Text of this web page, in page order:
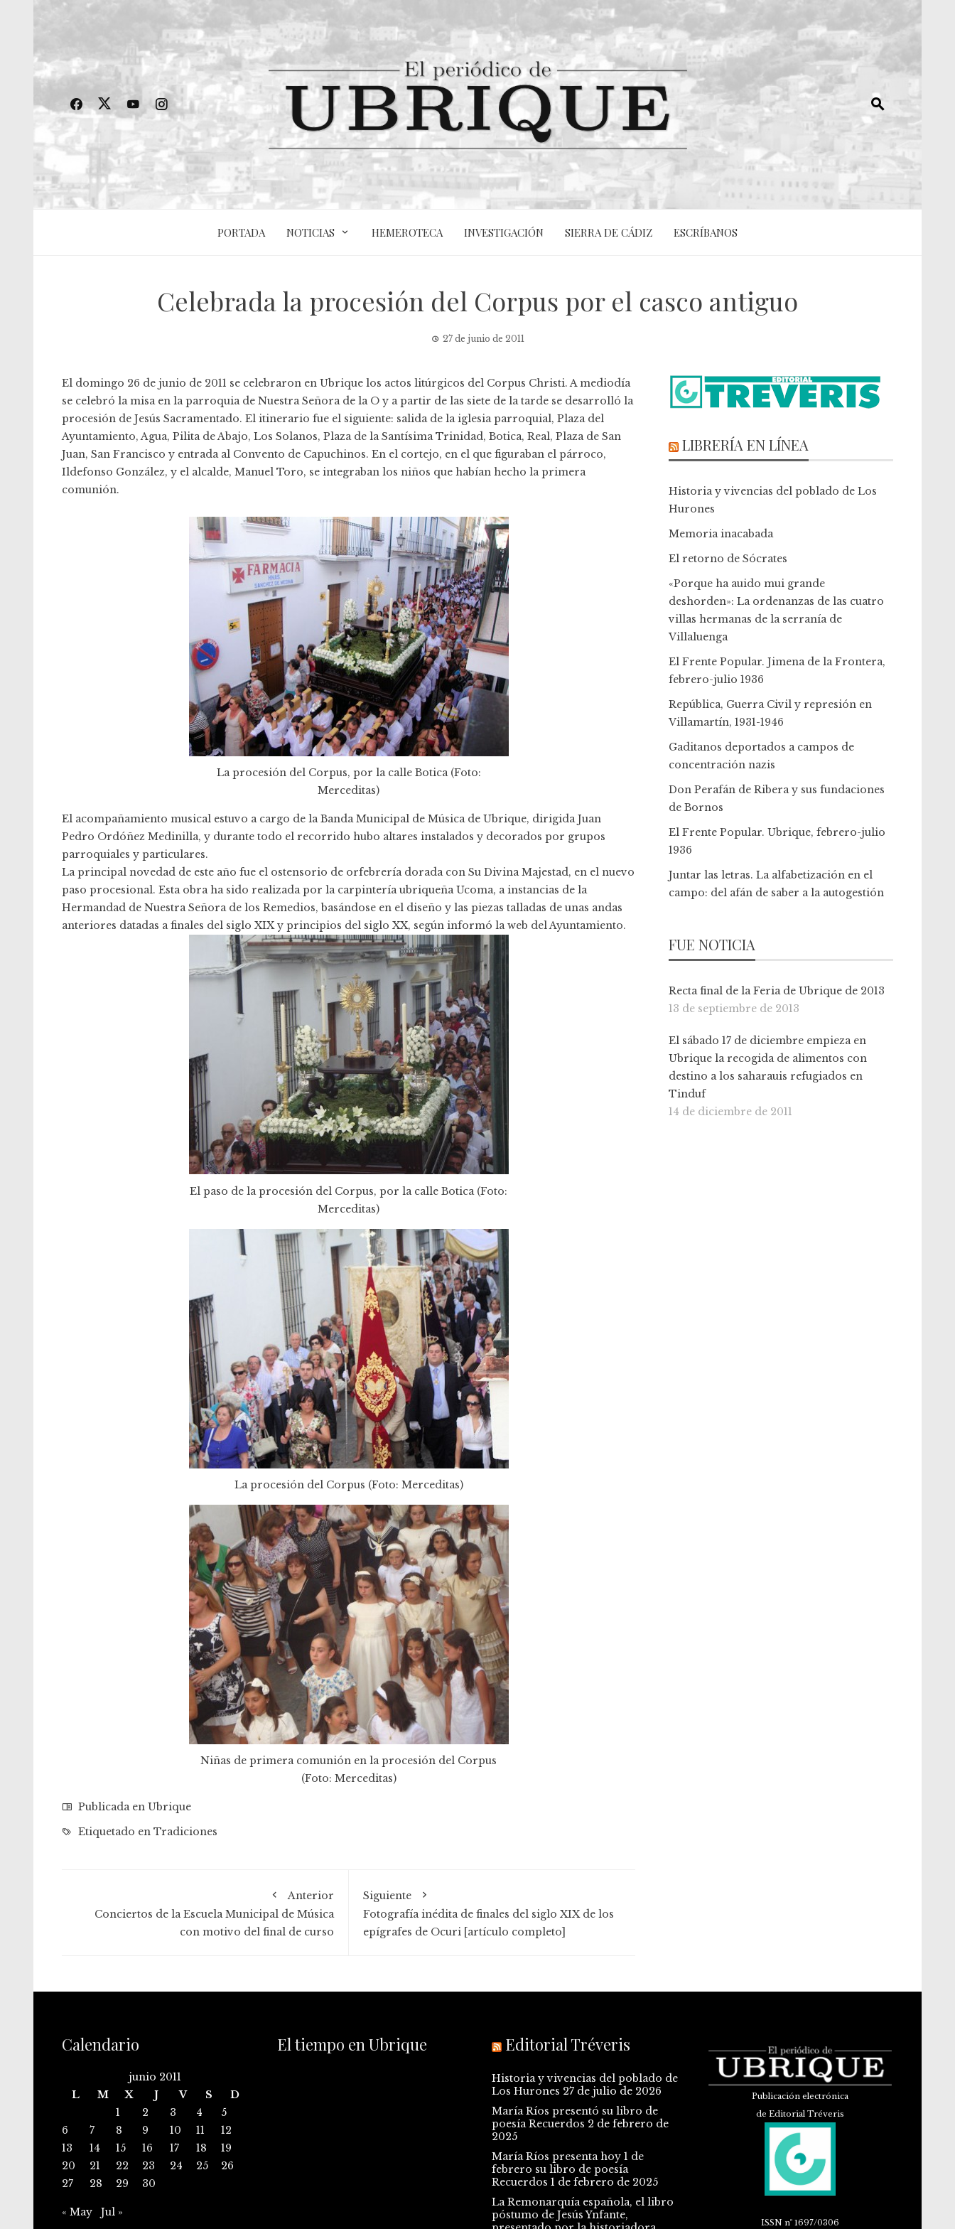
PORTADA NOTICIAS HEMEROTECA INVESTIGACIÓN SIERRA DE CÁDIZ ESCRÍBANOS
Celebrada la procesión del Corpus por el casco antiguo
27 de junio de 2011
El domingo 26 de junio de 2011 se celebraron en Ubrique los actos litúrgicos del Corpus Christi. A mediodía
se celebró la misa en la parroquia de Nuestra Señora de la O y a partir de las siete de la tarde se desarrolló la
procesión de Jesús Sacramentado. El itinerario fue el siguiente: salida de la iglesia parroquial, Plaza del
Ayuntamiento, Agua, Pilita de Abajo, Los Solanos, Plaza de la Santísima Trinidad, Botica, Real, Plaza de San
Juan, San Francisco y entrada al Convento de Capuchinos. En el cortejo, en el que figuraban el párroco,
Ildefonso González, y el alcalde, Manuel Toro, se integraban los niños que habían hecho la primera
comunión.
La procesión del Corpus, por la calle Botica (Foto:
Merceditas)
El acompañamiento musical estuvo a cargo de la Banda Municipal de Música de Ubrique, dirigida Juan
Pedro Ordóñez Medinilla, y durante todo el recorrido hubo altares instalados y decorados por grupos
parroquiales y particulares.
La principal novedad de este año fue el ostensorio de orfebrería dorada con Su Divina Majestad, en el nuevo
paso procesional. Esta obra ha sido realizada por la carpintería ubriqueña Ucoma, a instancias de la
Hermandad de Nuestra Señora de los Remedios, basándose en el diseño y las piezas talladas de unas andas
anteriores datadas a finales del siglo XIX y principios del siglo XX, según informó la web del Ayuntamiento.
El paso de la procesión del Corpus, por la calle Botica (Foto:
Merceditas)
La procesión del Corpus (Foto: Merceditas)
Niñas de primera comunión en la procesión del Corpus
(Foto: Merceditas)
Publicada en Ubrique
Etiquetado en Tradiciones
Anterior
Conciertos de la Escuela Municipal de Música
con motivo del final de curso
Siguiente
Fotografía inédita de finales del siglo XIX de los
epígrafes de Ocuri [artículo completo]
LIBRERÍA EN LÍNEA
Historia y vivencias del poblado de Los
Hurones
Memoria inacabada
El retorno de Sócrates
«Porque ha auido mui grande
deshorden»: La ordenanzas de las cuatro
villas hermanas de la serranía de
Villaluenga
El Frente Popular. Jimena de la Frontera,
febrero-julio 1936
República, Guerra Civil y represión en
Villamartín, 1931-1946
Gaditanos deportados a campos de
concentración nazis
Don Perafán de Ribera y sus fundaciones
de Bornos
El Frente Popular. Ubrique, febrero-julio
1936
Juntar las letras. La alfabetización en el
campo: del afán de saber a la autogestión
FUE NOTICIA
Recta final de la Feria de Ubrique de 2013
13 de septiembre de 2013
El sábado 17 de diciembre empieza en
Ubrique la recogida de alimentos con
destino a los saharauis refugiados en
Tinduf
14 de diciembre de 2011
Calendario
junio 2011
L
M X J V S
D
1
2 3 4
5
6
7 8 9 10 11
12
13
14 15 16 17 18
19
20
21 22 23 24 25
26
27
28 29 30
« May Jul »
El tiempo en Ubrique Editorial Tréveris
Historia y vivencias del poblado de
Los Hurones 27 de julio de 2026
María Ríos presentó su libro de
poesía Recuerdos 2 de febrero de
2025
María Ríos presenta hoy 1 de
febrero su libro de poesía
Recuerdos 1 de febrero de 2025
La Remonarquía española, el libro
póstumo de Jesús Ynfante,
Publicación electrónica
de Editorial Tréveris
ISSNnº 1697/0306